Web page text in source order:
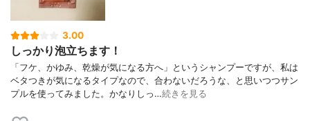
3.00
しっかり泡立ちます！
「フケ、かゆみ、乾燥が気になる方へ」というシャンプーですが、私は
ベタつきが気になるタイプなので、合わないだろうな、と思いつつサン
プルを使ってみました。かなりしっ…続きを見る